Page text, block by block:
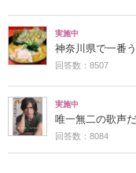
実施中
神奈川県で一番
回答数：8507
実施中
唯一無二の歌声
回答数：8084